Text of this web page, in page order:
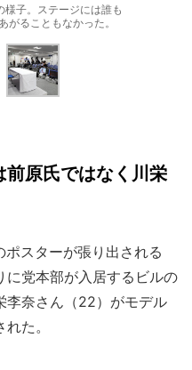
子。ステージには誰も
がることもなかった。
前原氏ではなく川栄
スターが張り出される
に党本部が入居するビルの
李奈さん（22）がモデル
た。